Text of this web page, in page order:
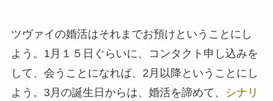
ツヴァイの婚活はそれまでお預けということにし
よう。1月１５日ぐらいに、コンタクト申し込みを
して、会うことになれば、2月以降ということにし
よう。3月の誕生日からは、婚活を諦めて、
シナリ